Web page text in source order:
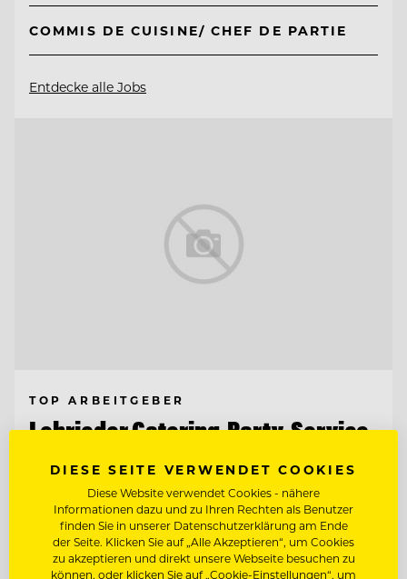
COMMIS DE CUISINE/ CHEF DE PARTIE
Entdecke alle Jobs
TOP ARBEITGEBER
Lehrieder Catering-Party-Service
90471 Nürnberg - Südoststadt , Deutschland
COMMIS DE CUISINE (M/W/D)
DIESE SEITE VERWENDET COOKIES
Diese Website verwendet Cookies - nähere
Informationen dazu und zu Ihren Rechten als Benutzer
finden Sie in unserer Datenschutzerklärung am Ende
der Seite. Klicken Sie auf „Alle Akzeptieren“, um Cookies
zu akzeptieren und direkt unsere Webseite besuchen zu
können, oder klicken Sie auf „Cookie-Einstellungen“, um